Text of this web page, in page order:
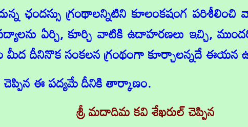
ఛందస్సు గ్రంథాలన్నిటిని కూలంకషంగ
ఏర్చి, కూర్చి వాటికి ఉదాహరణలు ఇచ్చి,
మీద దీనినొక సంకలన గ్రంథంగా కూర్చాలన్నదే ఈయన
ఈ పద్యమే దీనికి తార్కాణం.
శ్రీ మదాదిమ కవి శేఖరుల్ చెప్పిన